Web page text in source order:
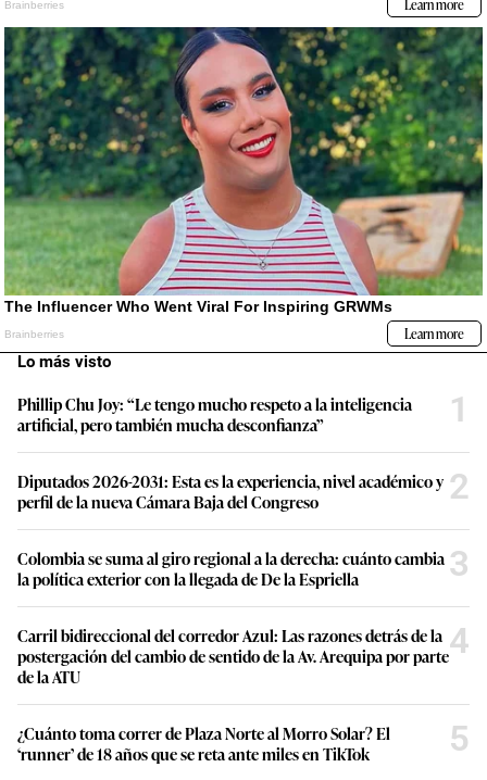
Lo más visto
Phillip Chu Joy: “Le tengo mucho respeto a la inteligencia
artificial, pero también mucha desconfianza”
1
Diputados 2026-2031: Esta es la experiencia, nivel académico y
perfil de la nueva Cámara Baja del Congreso
2
Colombia se suma al giro regional a la derecha: cuánto cambia
la política exterior con la llegada de De la Espriella
3
Carril bidireccional del corredor Azul: Las razones detrás de la
postergación del cambio de sentido de la Av. Arequipa por parte
de la ATU
4
¿Cuánto toma correr de Plaza Norte al Morro Solar? El
‘runner’ de 18 años que se reta ante miles en TikTok
5